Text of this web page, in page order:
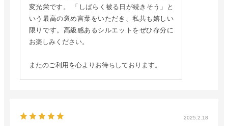
変光栄です。 「しばらく被る日が続きそう」と
いう最高の褒め言葉をいただき、私共も嬉しい
限りです。高級感あるシルエットをぜひ存分に
お楽しみください。
またのご利用を心よりお待ちしております。
2025.2.18